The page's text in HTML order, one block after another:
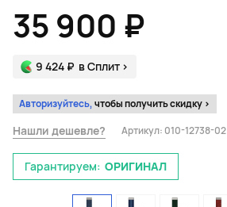
35 900 ₽
9 424 ₽ в Сплит >
Авторизуйтесь,чтобы получить скидку >
Нашли дешевле? Артикул: 010-12738-02
Гарантируем: ОРИГИНАЛ